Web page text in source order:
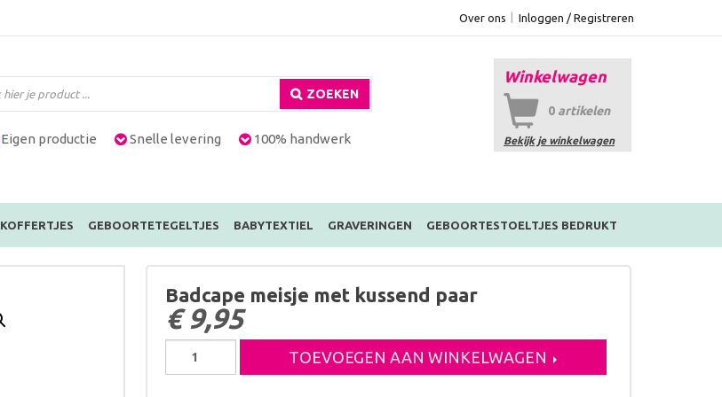
Over ons Inloggen / Registreren
Winkelwagen
0 artikelen
Bekijk je winkelwagen
ZOEKEN
Eigen productie Snelle levering 100% handwerk
KOFFERTJES GEBOORTETEGELTJES BABYTEXTIEL GRAVERINGEN GEBOORTESTOELTJES BEDRUKT
Badcape meisje met kussend paar
€9,95
meisje
TOEVOEGEN AAN WINKELWAGEN